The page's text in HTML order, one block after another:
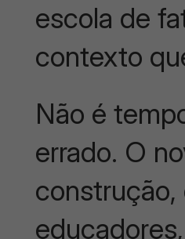
escola de
contexto
Não é
errado. O
construção,